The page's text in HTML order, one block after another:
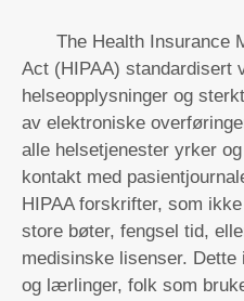
The Health Insurance
Act (HIPAA) standardisert
helseopplysninger og
av elektroniske
alle helsetjenester yrker
kontakt med
HIPAA forskrifter, som
store bøter, fengsel tid,
medisinske lisenser. Dette
og lærlinger, folk som